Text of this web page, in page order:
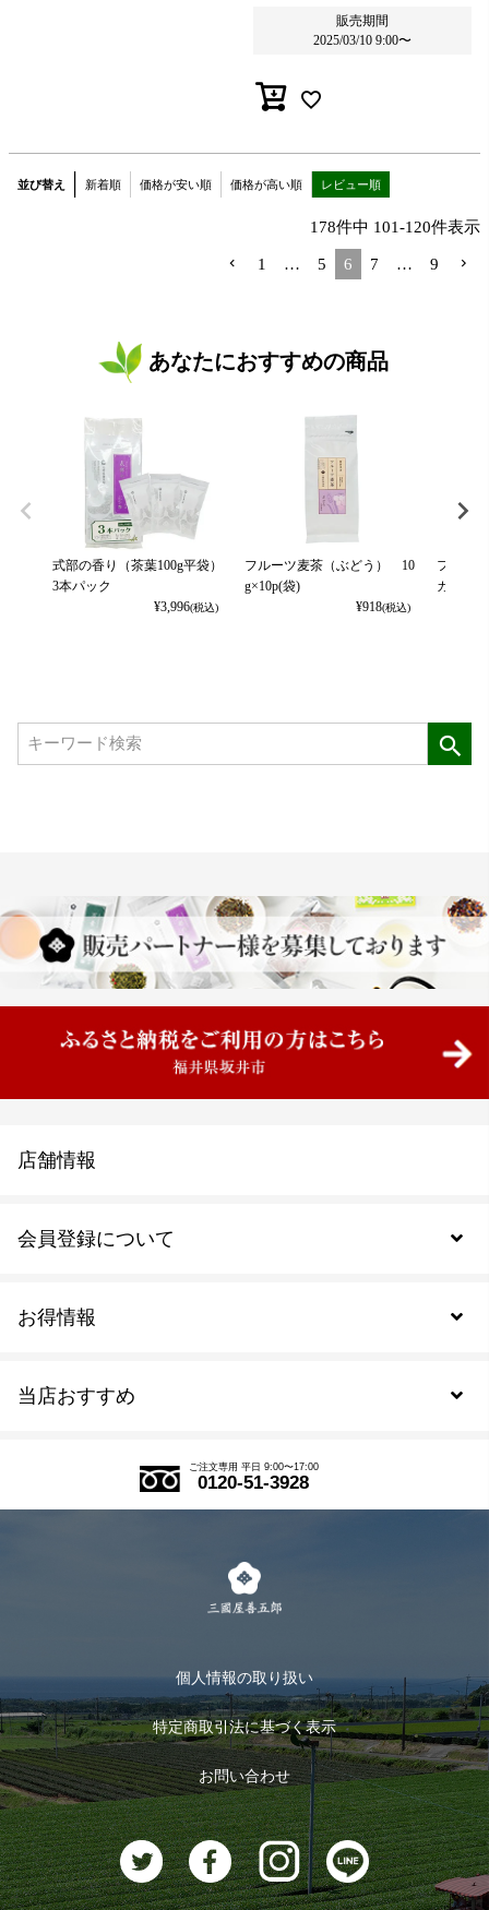
販売期間
2025/03/10 9:00〜
並び替え 新着順 価格が安い順 価格が高い順 レビュー順
178件中 101-120件表示
1 … 5 6 7 … 9
あなたにおすすめの商品
式部の香り（茶葉100g平袋）
3本パック
¥3,996(税込)
フルーツ麦茶（ぶどう） 10
g×10p(袋)
¥918(税込)
フルー
カット
当店おすすめ
式部の香りシリーズ
お茶のギフト
おすすめのお茶
お茶に合うスイーツ
お得情報
会員登録について
会員規約について
ログイン
ログアウト
店舗情報
ご注文専用 平日 9:00〜17:00
0120-51-3928
個人情報の取り扱い
特定商取引法に基づく表示
お問い合わせ